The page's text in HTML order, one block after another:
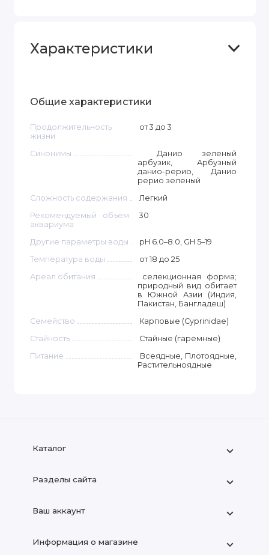
Характеристики
Общие характеристики
Продолжительность
жизни
от 3 до 3
Синонимы
Данио зеленый
арбузик, Арбузный
данио-рерио, Данио
рерио зеленый
Сложность содержания
Легкий
Рекомендуемый объём
аквариума
30
Другие параметры воды
pH 6.0–8.0, GH 5–19
Температура воды
от 18 до 25
Ареал обитания
селекционная форма;
природный вид обитает
в Южной Азии (Индия,
Пакистан, Бангладеш)
Семейство
Карповые (Cyprinidae)
Стайность
Стайные (гаремные)
Питание
Всеядные, Плотоядные,
Растительноядные
Каталог
Разделы сайта
Ваш аккаунт
Информация о магазине